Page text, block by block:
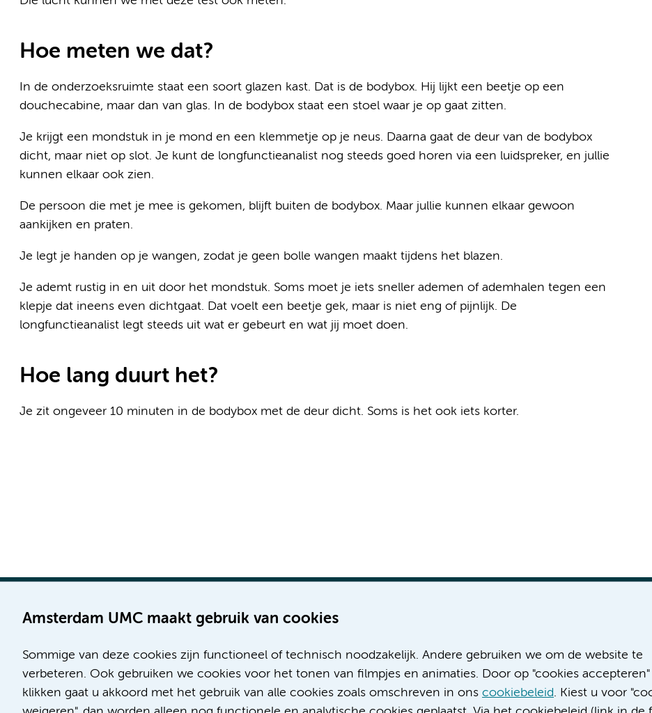
Hoe meten we dat?
In de onderzoeksruimte staat een soort glazen kast. Dat is de bodybox. Hij lijkt een beetje op een
douchecabine, maar dan van glas. In de bodybox staat een stoel waar je op gaat zitten.
Je krijgt een mondstuk in je mond en een klemmetje op je neus. Daarna gaat de deur van de bodybox
dicht, maar niet op slot. Je kunt de longfunctieanalist nog steeds goed horen via een luidspreker, en jullie
kunnen elkaar ook zien.
De persoon die met je mee is gekomen, blijft buiten de bodybox. Maar jullie kunnen elkaar gewoon
aankijken en praten.
Je legt je handen op je wangen, zodat je geen bolle wangen maakt tijdens het blazen.
Je ademt rustig in en uit door het mondstuk. Soms moet je iets sneller ademen of ademhalen tegen een
klepje dat ineens even dichtgaat. Dat voelt een beetje gek, maar is niet eng of pijnlijk. De
longfunctieanalist legt steeds uit wat er gebeurt en wat jij moet doen.
Hoe lang duurt het?
Je zit ongeveer 10 minuten in de bodybox met de deur dicht. Soms is het ook iets korter.
Amsterdam UMC maakt gebruik van cookies
Sommige van deze cookies zijn functioneel of technisch noodzakelijk. Andere gebruiken we om de website te
verbeteren. Ook gebruiken we cookies voor het tonen van filmpjes en animaties. Door op "cookies accepteren"
klikken gaat u akkoord met het gebruik van alle cookies zoals omschreven in ons cookiebeleid. Kiest u voor
Locatie AMC
Meibergdreef 9
1105 AZ Amsterdam
Locatie VUmc
De Boelelaan 1117
1081 HV Amsterdam
Meer Amsterdam UMC websites:
Werken bij Amsterdam UMC